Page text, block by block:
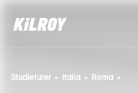
Studieturer Italia Roma